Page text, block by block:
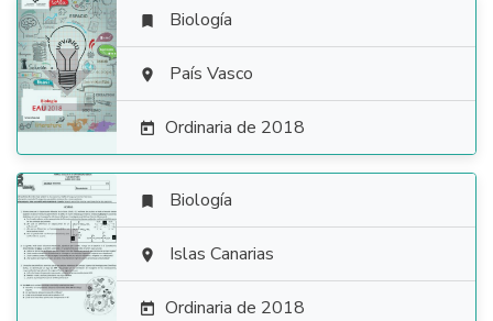

 Biología
 País Vasco
 Ordinaria de 2018

 Biología
 Islas Canarias
 Ordinaria de 2018